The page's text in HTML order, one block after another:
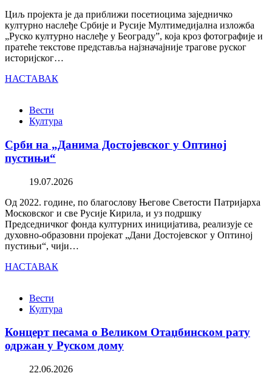
Циљ пројекта је да приближи посетиоцима заједничко
културно наслеђе Србије и Русије Мултимедијална изложба
„Руско културно наслеђе у Београду”, која кроз фотографије и
пратеће текстове представља најзначајније трагове руског
историјског…
НАСТАВАК
Вести
Култура
Срби на „Данима Достојевског у Оптиној
пустињи“
19.07.2026
Од 2022. године, по благослову Његове Светости Патријарха
Московског и све Русије Кирила, и уз подршку
Председничког фонда културних иницијатива, реализује се
духовно-образовни пројекат „Дани Достојевског у Оптиној
пустињи“, чији…
НАСТАВАК
Вести
Култура
Концерт песама о Великом Отаџбинском рату
одржан у Руском дому
22.06.2026